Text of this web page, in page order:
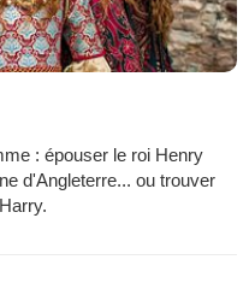
: épouser le roi Henry
d'Angleterre... ou trouver